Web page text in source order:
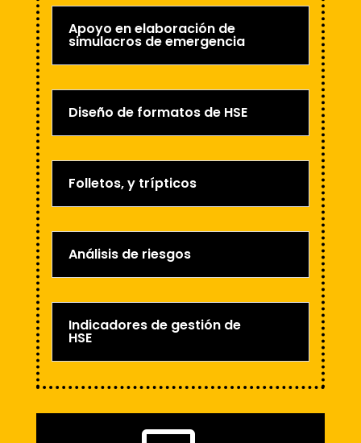
Apoyo en elaboración de
simulacros de emergencia
Diseño de formatos de HSE
Folletos, y trípticos
Análisis de riesgos
Indicadores de gestión de
HSE